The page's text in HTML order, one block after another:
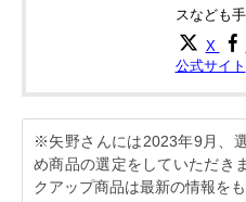
スなども
X
公式サイト
※矢野さんには2023年9月、
め商品の選定をしていただき
クアップ商品は最新の情報を